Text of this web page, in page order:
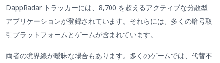
DappRadar トラッカーには、8,700 を超えるアクティブな分散型
アプリケーションが登録されています。それらには、多くの暗号取
引プラットフォームとゲームが含まれています。
両者の境界線が曖昧な場合もあります。多くのゲームでは、代替不